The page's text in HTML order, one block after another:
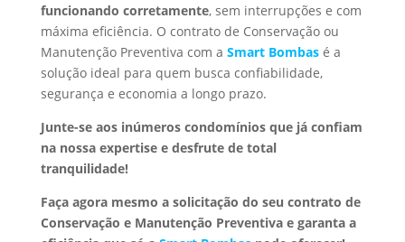
funcionando corretamente, sem interrupções e com
máxima eficiência. O contrato de Conservação ou
Manutenção Preventiva com a Smart Bombasé a
solução ideal para quem busca confiabilidade,
segurança e economia a longo prazo.
Junte-se aos inúmeros condomínios que já confiam
na nossa expertise e desfrute de total
tranquilidade!
Faça agora mesmo a solicitação do seu contrato de
Conservação e Manutenção Preventiva e garanta a